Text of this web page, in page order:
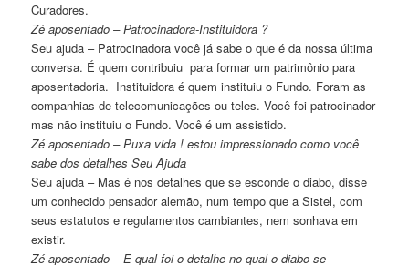
Curadores.
Zé aposentado – Patrocinadora-Instituidora ?
Seu ajuda – Patrocinadora você já sabe o que é da nossa última
conversa. É quem contribuiu para formar um patrimônio para
aposentadoria. Instituidora é quem instituiu o Fundo. Foram as
companhias de telecomunicações ou teles. Você foi patrocinador
mas não instituiu o Fundo. Você é um assistido.
Zé aposentado – Puxa vida ! estou impressionado como você
sabe dos detalhes Seu Ajuda
Seu ajuda – Mas é nos detalhes que se esconde o diabo, disse
um conhecido pensador alemão, num tempo que a Sistel, com
seus estatutos e regulamentos cambiantes, nem sonhava em
existir.
Zé aposentado – E qual foi o detalhe no qual o diabo se